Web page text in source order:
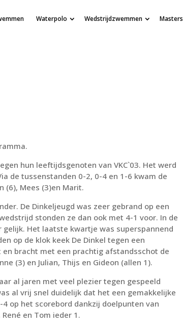
Waterpolo Wedstrijdzwemmen Masters
hun leeftijdsgenoten van VKC`03. Het werd
de tussenstanden 0-2, 0-4 en 1-6 kwam de
(6), Mees (3)en Marit.
De Dinkeljeugd was zeer gebrand op een
stonden ze dan ook met 4-1 voor. In de
Het laatste kwartje was superspannend
op de klok keek De Dinkel tegen een
bracht met een prachtig afstandsschot de
(3) en Julian, Thijs en Gideon (allen 1).
al jaren met veel plezier tegen gespeeld
al vrij snel duidelijk dat het een gemakkelijke
op het scorebord dankzij doelpunten van
en Tom ieder 1.